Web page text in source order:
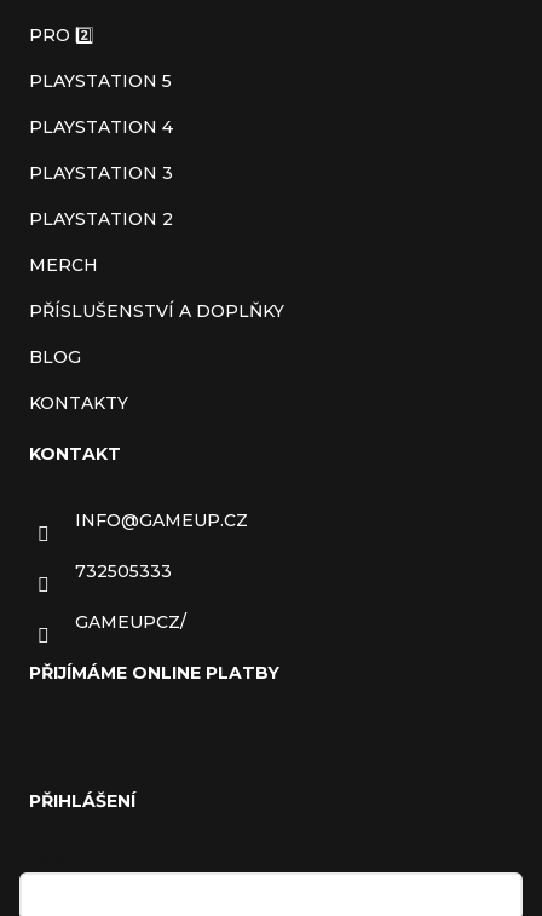
PRO 2️⃣
PLAYSTATION 5
PLAYSTATION 4
PLAYSTATION 3
PLAYSTATION 2
MERCH
PŘÍSLUŠENSTVÍ A DOPLŇKY
BLOG
KONTAKTY
KONTAKT
INFO@GAMEUP.CZ
732505333
GAMEUPCZ/
PŘIJÍMÁME ONLINE PLATBY
PŘIHLÁŠENÍ